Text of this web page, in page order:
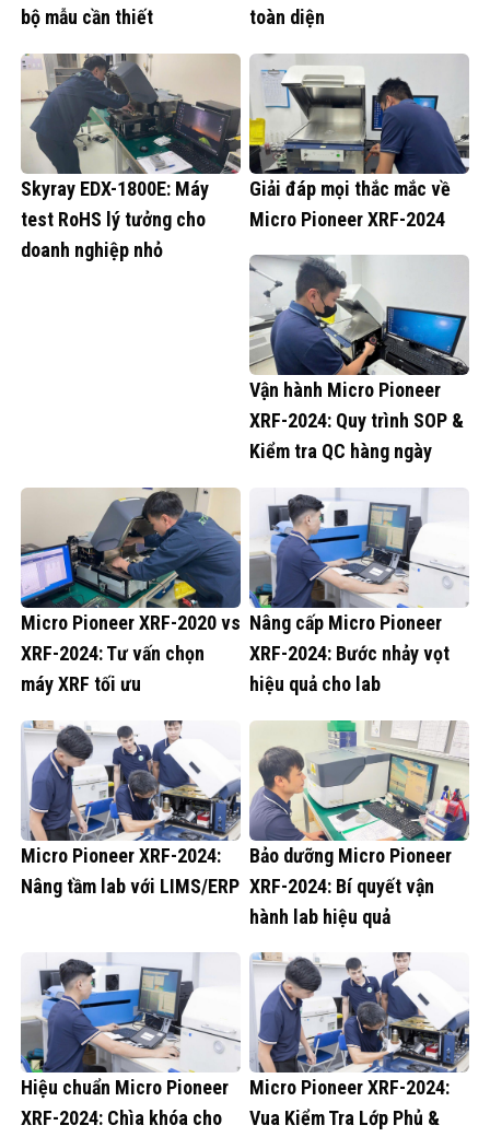
bộ mẫu cần thiết
toàn diện
Skyray EDX-1800E: Máy
test RoHS lý tưởng cho
doanh nghiệp nhỏ
Giải đáp mọi thắc mắc về
Micro Pioneer XRF-2024
Vận hành Micro Pioneer
XRF-2024: Quy trình SOP &
Kiểm tra QC hàng ngày
Micro Pioneer XRF-2020 vs
XRF-2024: Tư vấn chọn
máy XRF tối ưu
Nâng cấp Micro Pioneer
XRF-2024: Bước nhảy vọt
hiệu quả cho lab
Micro Pioneer XRF-2024:
Nâng tầm lab với LIMS/ERP
Bảo dưỡng Micro Pioneer
XRF-2024: Bí quyết vận
hành lab hiệu quả
Hiệu chuẩn Micro Pioneer
XRF-2024: Chìa khóa cho
Micro Pioneer XRF-2024:
Vua Kiểm Tra Lớp Phủ &